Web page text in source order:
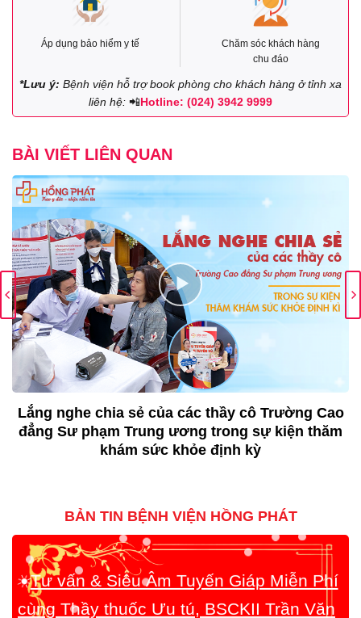
Áp dụng bảo hiểm y tế
Chăm sóc khách hàng
chu đáo
*Lưu ý: Bệnh viện hỗ trợ book phòng cho khách hàng ở tỉnh xa
liên hệ: 📲Hotline: (024) 3942 9999
BÀI VIẾT LIÊN QUAN
Lắng nghe chia sẻ của các thầy cô Trường Cao
đẳng Sư phạm Trung ương trong sự kiện thăm
khám sức khỏe định kỳ
BẢN TIN BỆNH VIỆN HỒNG PHÁT
☀️Tư vấn & Siêu Âm Tuyến Giáp Miễn Phí
cùng Thầy thuốc Ưu tú, BSCKII Trần Văn
Bông!